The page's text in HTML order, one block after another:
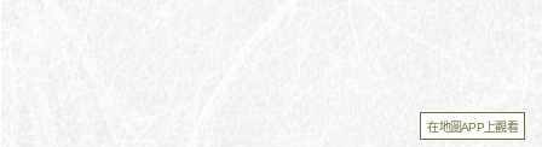
在地圖APP上觀看